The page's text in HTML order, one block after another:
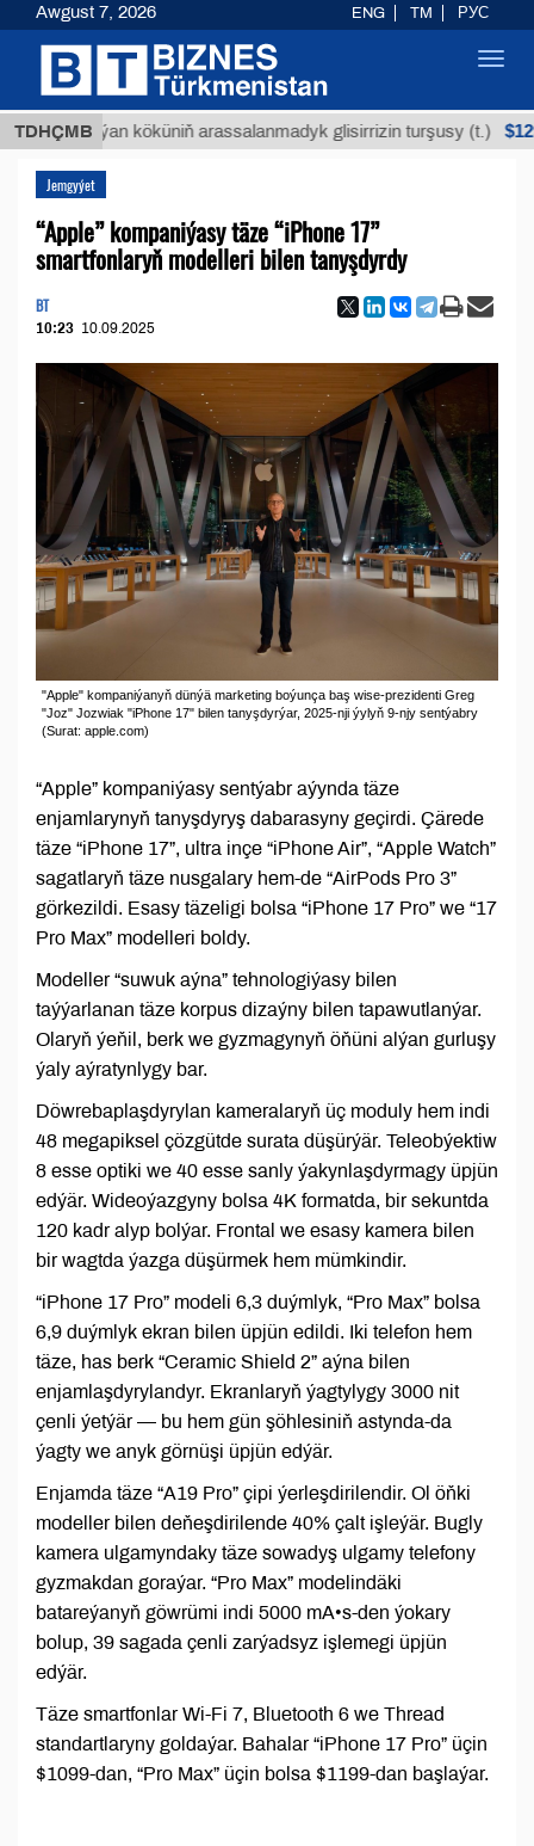
TDHÇMB
Buýan köküniň arassalanmadyk glisirrizin turşusy (t.) $12935,18
Jemgyýet
“Apple” kompaniýasy täze “iPhone 17”
smartfonlaryň modelleri bilen tanyşdyrdy
BT
10:23 10.09.2025
"Apple" kompaniýanyň dünýä marketing boýunça baş wise-prezidenti Greg
"Joz" Jozwiak "iPhone 17" bilen tanyşdyrýar, 2025-nji ýylyň 9-njy sentýabry
(Surat: apple.com)
“Apple” kompaniýasy sentýabr aýynda täze
enjamlarynyň tanyşdyryş dabarasyny geçirdi. Çärede
täze “iPhone 17”, ultra inçe “iPhone Air”, “Apple Watch”
sagatlaryň täze nusgalary hem-de “AirPods Pro 3”
görkezildi. Esasy täzeligi bolsa “iPhone 17 Pro” we “17
Pro Max” modelleri boldy.
Modeller “suwuk aýna” tehnologiýasy bilen
taýýarlanan täze korpus dizaýny bilen tapawutlanýar.
Olaryň ýeňil, berk we gyzmagynyň öňüni alýan gurluşy
ýaly aýratynlygy bar.
Döwrebaplaşdyrylan kameralaryň üç moduly hem indi
48 megapiksel çözgütde surata düşürýär. Teleobýektiw
8 esse optiki we 40 esse sanly ýakynlaşdyrmagy üpjün
edýär. Wideoýazgyny bolsa 4K formatda, bir sekuntda
120 kadr alyp bolýar. Frontal we esasy kamera bilen
bir wagtda ýazga düşürmek hem mümkindir.
“iPhone 17 Pro” modeli 6,3 duýmlyk, “Pro Max” bolsa
6,9 duýmlyk ekran bilen üpjün edildi. Iki telefon hem
täze, has berk “Ceramic Shield 2” aýna bilen
enjamlaşdyrylandyr. Ekranlaryň ýagtylygy 3000 nit
çenli ýetýär — bu hem gün şöhlesiniň astynda-da
ýagty we anyk görnüşi üpjün edýär.
Enjamda täze “A19 Pro” çipi ýerleşdirilendir. Ol öňki
modeller bilen deňeşdirilende 40% çalt işleýär. Bugly
kamera ulgamyndaky täze sowadyş ulgamy telefony
gyzmakdan goraýar. “Pro Max” modelindäki
batareýanyň göwrümi indi 5000 mA•s-den ýokary
bolup, 39 sagada çenli zarýadsyz işlemegi üpjün
edýär.
Täze smartfonlar Wi-Fi 7, Bluetooth 6 we Thread
standartlaryny goldaýar. Bahalar “iPhone 17 Pro” üçin
$1099-dan, “Pro Max” üçin bolsa $1199-dan başlaýar.
Awgust 7, 2026 ENG TM РУС